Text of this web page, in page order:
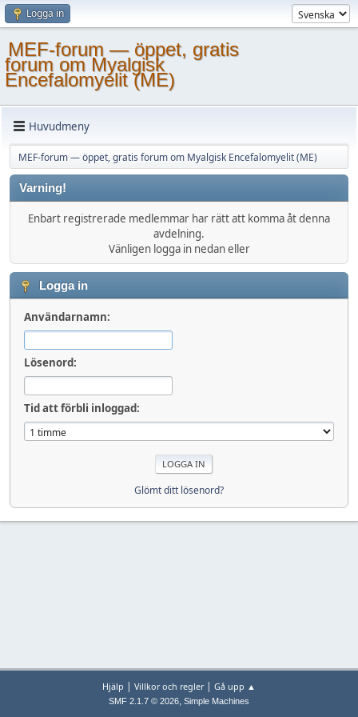
Logga in
MEF-forum — öppet, gratis
forum om Myalgisk
Encefalomyelit (ME)
Huvudmeny
MEF-forum — öppet, gratis forum om Myalgisk Encefalomyelit (ME)
Varning!
Enbart registrerade medlemmar har rätt att komma åt denna
avdelning.
Vänligen logga in nedan eller
Logga in
Användarnamn:
Lösenord:
Tid att förbli inloggad:
Glömt ditt lösenord?
Hjälp | Villkor och regler| Gå upp ▲
SMF 2.1.7 © 2026, Simple Machines